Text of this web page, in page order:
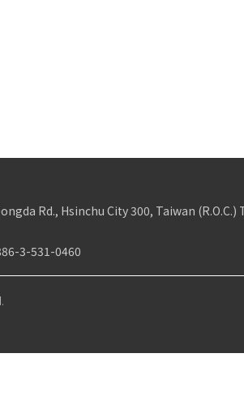
Rd., Hsinchu City 300, Taiwan (R.O.C.)
3-531-0460